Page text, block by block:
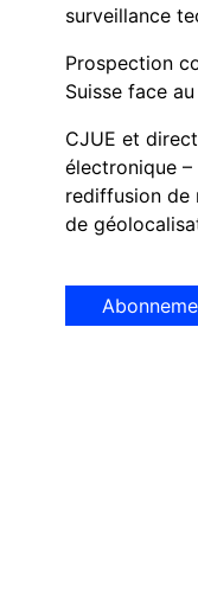
surveillance
Prospection
Suisse face
CJUE et
électronique
rediffusion de
de